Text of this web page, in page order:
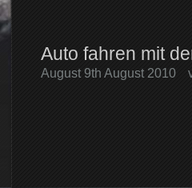
Auto fahren mit
August 9th August 2010